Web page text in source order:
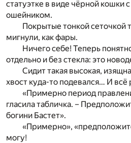
статуэтке в виде чёрной кошки
ошейником.
Покрытые тонкой сеточкой
мигнули, как фары.
Ничего себе! Теперь
отдельно и без стекла: это
Сидит такая высокая,
хвост куда-то подевался… И всё
«Примерно период
гласила табличка. –
богини Бастет».
«Примерно»,
могу!